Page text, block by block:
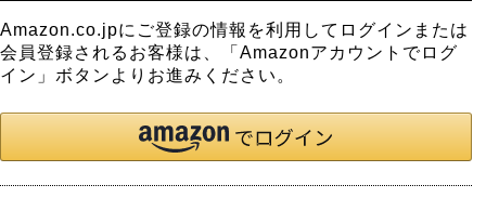
Amazon.co.jpにご登録の情報を利用してログインまたは
会員登録されるお客様は、「Amazonアカウントでログ
イン」ボタンよりお進みください。